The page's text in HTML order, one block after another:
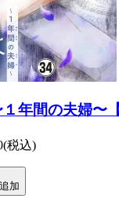
１年間の夫婦〜
(税込)
加